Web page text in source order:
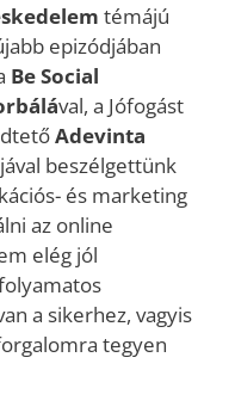
témájú
epizódjában
Be Social
val, a Jófogást
Adevinta
beszélgettünk
és marketing
az online
elég jól
a sikerhez, vagyis
tegyen